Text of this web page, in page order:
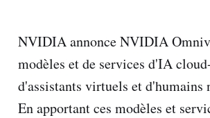
NVIDIA annonce NVIDIA
modèles et de services d'IA
d'assistants virtuels et d'humains
En apportant ces modèles et